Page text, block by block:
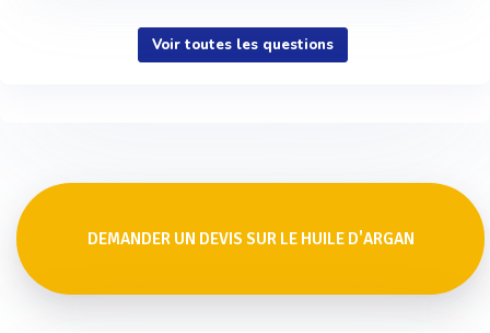
Voir toutes les questions
DEMANDER UN DEVIS SUR LE HUILE D'ARGAN